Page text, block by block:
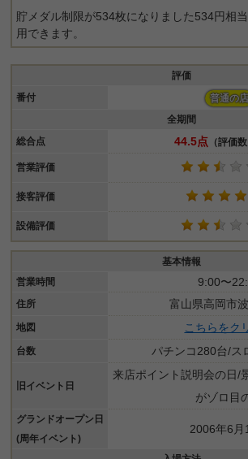
貯メダル制限が534枚になりました534円相
用できます。
評価
番付
普通の店
全期間
総合点
44.5点 （評価
営業評価
接客評価
設備評価
基本情報
営業時間
9:00〜
住所 富山県高岡市
地図 こちらをク
台数 パチンコ280台/ス
旧イベント日
来店ポイント説明会の日/
がゾロ目
グランドオープン日
(周年イベント)
2006年6月